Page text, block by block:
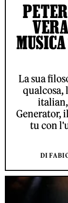
La sua
qualcosa,
Generator,
tu con
DI